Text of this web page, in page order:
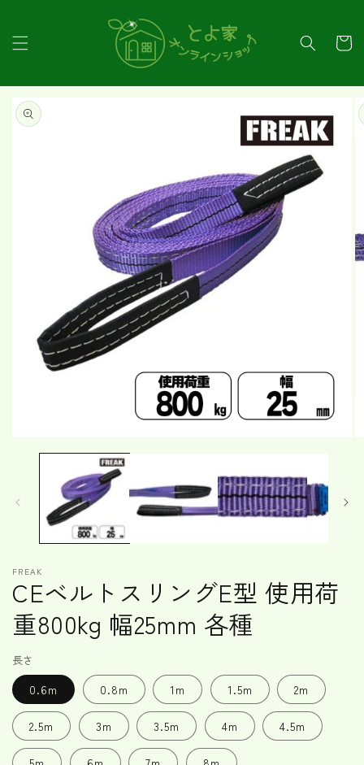
進む
ー
商品情
報にス
キップ
で
(1)
を
開
く
FREAK
CEベルトスリングE型 使用荷
重800kg 幅25mm 各種
長さ
0.6m 0.8m 1m 1.5m 2m
2.5m 3m 3.5m 4m 4.5m